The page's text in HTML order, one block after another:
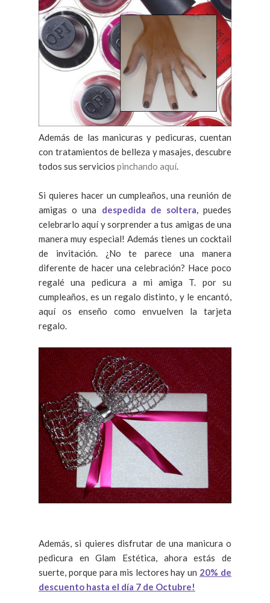
Además de las manicuras y pedicuras, cuentan
con tratamientos de belleza y masajes, descubre
todos sus servicios pinchando aquí.
Si quieres hacer un cumpleaños, una reunión de
amigas o una despedida de soltera, puedes
celebrarlo aquí y sorprender a tus amigas de una
manera muy especial! Además tienes un cocktail
de invitación. ¿No te parece una manera
diferente de hacer una celebración? Hace poco
regalé una pedicura a mi amiga T. por su
cumpleaños, es un regalo distinto, y le encantó,
aquí os enseño como envuelven la tarjeta
regalo.
Además, si quieres disfrutar de una manicura o
pedicura en Glam Estética, ahora estás de
suerte, porque para mis lectores hay un 20% de
descuento hasta el día 7 de Octubre!